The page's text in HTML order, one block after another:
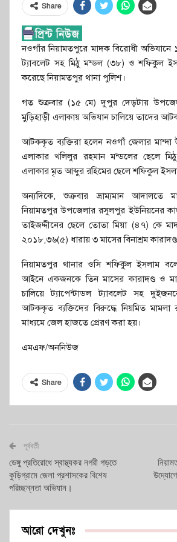
Share
নওগাঁর নিয়ামতপুরে মাদক বিরোধী অভিযানে
ট্যাবলেট সহ মিঠু মন্ডল (৩৮) ও শফিকুল
করেছে নিয়ামতপুর থানা পুলিশ।
গত শুক্রবার (১৫ মে) দুপুর দেড়টায়
মুড়িহাড়ী এলাকায় অভিযান চালিয়ে তাদের
আটককৃত ব্যক্তিরা হলেন নওগাঁ জেলার
এলাকার খলিলুর রহমান মন্ডলের ছেলে
এলাকার মৃত আব্দুর রহিমের ছেলে শফিকুল
অন্যদিকে, শুক্রবার ভ্রাম্যমান আদালতে
নিয়ামতপুর উপজেলার রসুলপুর ইউনিয়নের
তাইজদ্দীনের ছেলে তোতা মিয়া (৪৭) কে
২০১৮,৩৬(৫) ধারায় ৩ মাসের বিনাশ্রম
নিয়ামতপুর থানার ওসি শফিকুল ইসলাম
আইনে একজনকে তিন মাসের কারাদণ্ড ও
চালিয়ে ট্যাপেন্টাডল ট্যাবলেট সহ
আটককৃত ব্যক্তিদের বিরুদ্ধে নিয়মিত
মাধ্যমে জেল হাজতে প্রেরণ করা হয়।
এমএফ/অননিউজ
Share
পূর্ববর্তী
ডেঙ্গু প্রতিরোধে স্বাস্থ্যকর নগরী গড়তে
কুড়িগ্রামে জেলা প্রশাসকের বিশেষ
পরিচ্ছন্নতা অভিযান।
আরো দেখুনঃ